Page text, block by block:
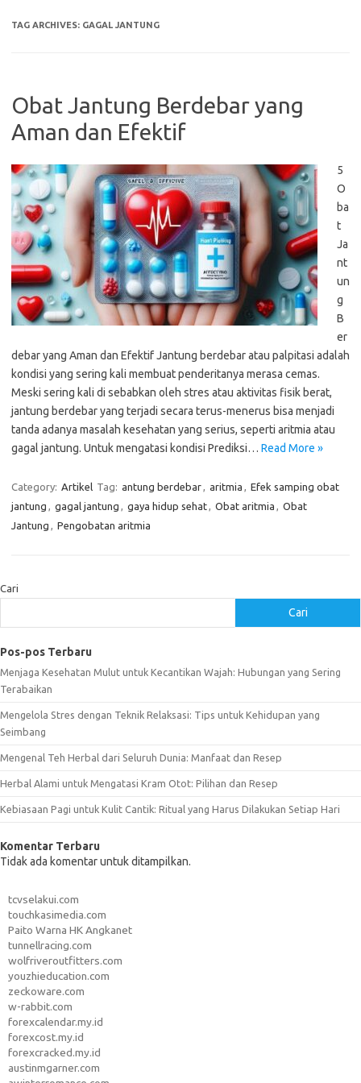
TAG ARCHIVES: GAGAL JANTUNG
Obat Jantung Berdebar yang
Aman dan Efektif
5
O
ba
t
Ja
nt
un
g
B
er
debar yang Aman dan Efektif Jantung berdebar atau palpitasi adalah
kondisi yang sering kali membuat penderitanya merasa cemas.
Meski sering kali di sebabkan oleh stres atau aktivitas fisik berat,
jantung berdebar yang terjadi secara terus-menerus bisa menjadi
tanda adanya masalah kesehatan yang serius, seperti aritmia atau
gagal jantung. Untuk mengatasi kondisi Prediksi… Read More »
Category: Artikel Tag: antung berdebar, aritmia , Efek samping obat
jantung , gagal jantung , gaya hidup sehat, Obat aritmia , Obat
Jantung , Pengobatan aritmia
Cari
Cari
Pos-pos Terbaru
Menjaga Kesehatan Mulut untuk Kecantikan Wajah: Hubungan yang Sering
Terabaikan
Mengelola Stres dengan Teknik Relaksasi: Tips untuk Kehidupan yang
Seimbang
Mengenal Teh Herbal dari Seluruh Dunia: Manfaat dan Resep
Herbal Alami untuk Mengatasi Kram Otot: Pilihan dan Resep
Kebiasaan Pagi untuk Kulit Cantik: Ritual yang Harus Dilakukan Setiap Hari
Komentar Terbaru
Tidak ada komentar untuk ditampilkan.
tcvselakui.com
touchkasimedia.com
Paito Warna HK Angkanet
tunnellracing.com
wolfriveroutfitters.com
youzhieducation.com
zeckoware.com
w-rabbit.com
forexcalendar.my.id
forexcost.my.id
forexcracked.my.id
austinmgarner.com